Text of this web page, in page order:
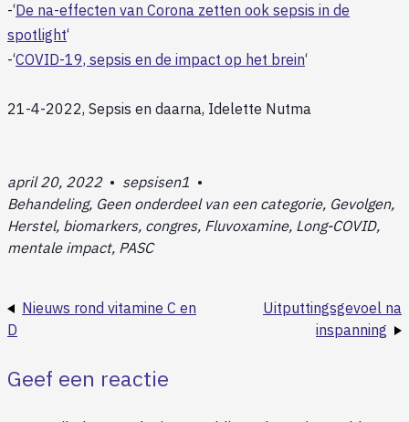
-‘De na-effecten van Corona zetten ook sepsis in de
spotlight‘
-‘COVID-19, sepsis en de impact op het brein‘
21-4-2022, Sepsis en daarna, Idelette Nutma
april 20, 2022 • sepsisen1 •
Behandeling, Geen onderdeel van een categorie, Gevolgen,
Herstel, biomarkers, congres, Fluvoxamine, Long-COVID,
mentale impact, PASC
Nieuws rond vitamine C en
D
Uitputtingsgevoel na
inspanning
Geef een reactie